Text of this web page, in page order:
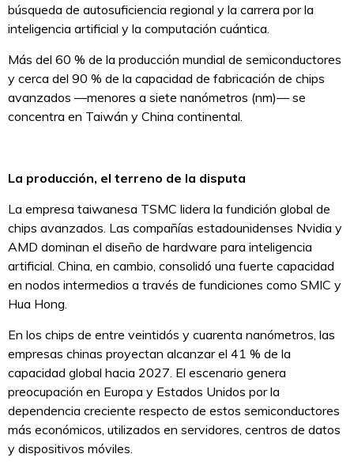
búsqueda de autosuficiencia regional y la carrera por la
inteligencia artificial y la computación cuántica.
Más del 60 % de la producción mundial de semiconductores
y cerca del 90 % de la capacidad de fabricación de chips
avanzados —menores a siete nanómetros (nm)— se
concentra en Taiwán y China continental.
La producción, el terreno de la disputa
La empresa taiwanesa TSMC lidera la fundición global de
chips avanzados. Las compañías estadounidenses Nvidia y
AMD dominan el diseño de hardware para inteligencia
artificial. China, en cambio, consolidó una fuerte capacidad
en nodos intermedios a través de fundiciones como SMIC y
Hua Hong.
En los chips de entre veintidós y cuarenta nanómetros, las
empresas chinas proyectan alcanzar el 41 % de la
capacidad global hacia 2027. El escenario genera
preocupación en Europa y Estados Unidos por la
dependencia creciente respecto de estos semiconductores
más económicos, utilizados en servidores, centros de datos
y dispositivos móviles.